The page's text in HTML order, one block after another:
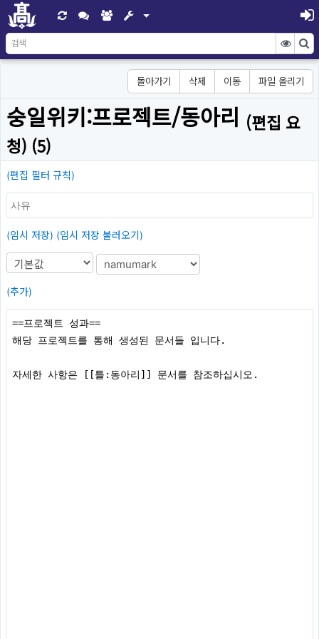
돌아가기 삭제 이동 파일 올리기
숭일위키:프로젝트/동아리 (편집 요
청) (5)
(편집 필터 규칙)
(임시 저장) (임시 저장 불러오기)
(추가)